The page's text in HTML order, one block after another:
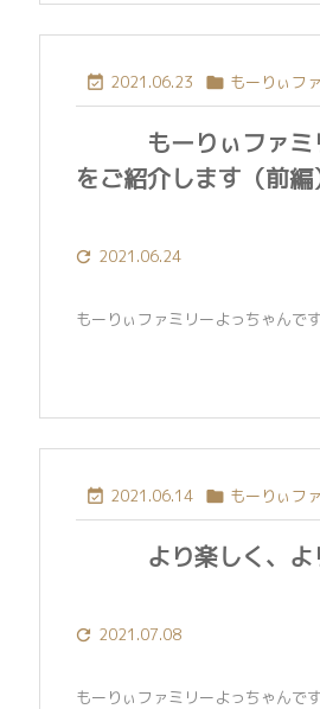
 2021.06.23  もーりぃフ
もーりぃファ
をご紹介します（前編
 2021.06.24
もーりぃファミリーよっちゃんで
 2021.06.14  もーりぃフ
より楽しく、
 2021.07.08
もーりぃファミリーよっちゃんで